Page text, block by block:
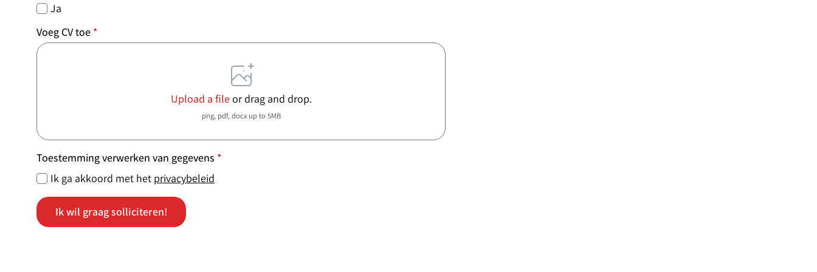
Ja
Voeg CV toe *
Upload a fileor drag and drop.
png, pdf, docx up to 5MB
Toestemming verwerken van gegevens *
Ik ga akkoord met het privacybeleid
Ik wil graag solliciteren!